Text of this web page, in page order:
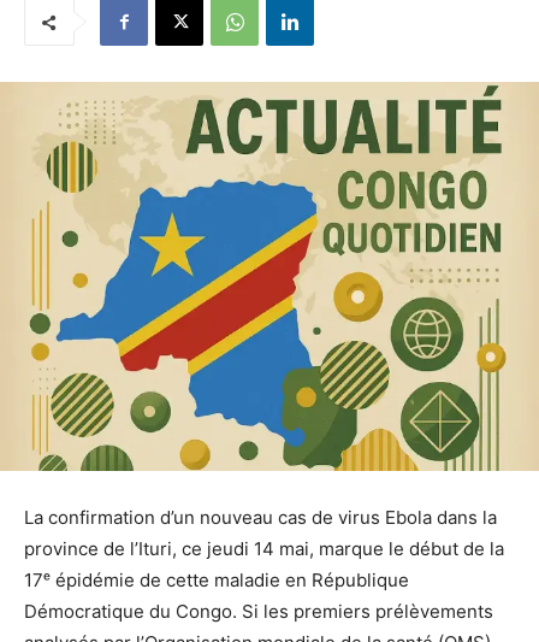
La confirmation d’un nouveau cas de virus Ebola dans la
province de l’Ituri, ce jeudi 14 mai, marque le début de la
17ᵉ épidémie de cette maladie en République
Démocratique du Congo. Si les premiers prélèvements